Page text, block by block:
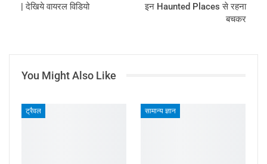
| देखिये वायरल विडियो
इन Haunted Places से रहना
बचकर
You Might Also Like
ट्रैवल सामान्य ज्ञान